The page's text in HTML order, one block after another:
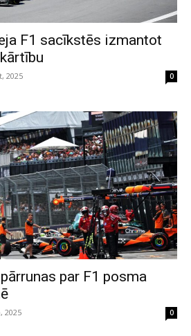
F1 sacīkstēs izmantot
2025 0
par F1 posma
2025 0